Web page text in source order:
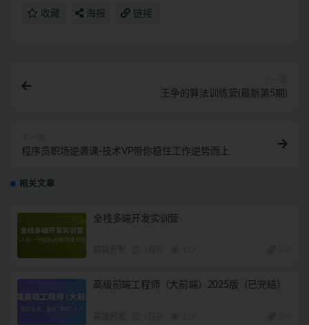
收藏 海报 链接
王争的算法训练营(最新第5期)
程序员职场逆袭课-技术VP带你稳住工作逆势而上
相关文章
全栈多端开发实训营
高级前端工程师（大前端）2025版（已完结）